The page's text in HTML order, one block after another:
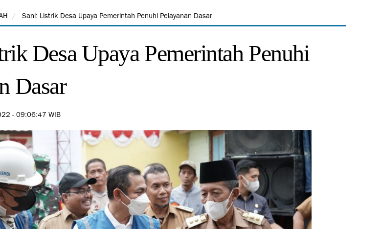
Sani: Listrik Desa Upaya Pemerintah Penuhi Pelayanan Dasar
Desa Upaya Pemerintah Penuhi
Dasar
- 09:06:47 WIB